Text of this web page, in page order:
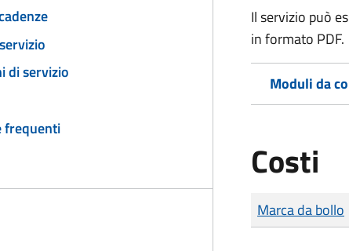
di servizio
frequenti
Il servizio può
in formato PDF.
Moduli da
Costi
Tipo di
Importo
Marca da bollo